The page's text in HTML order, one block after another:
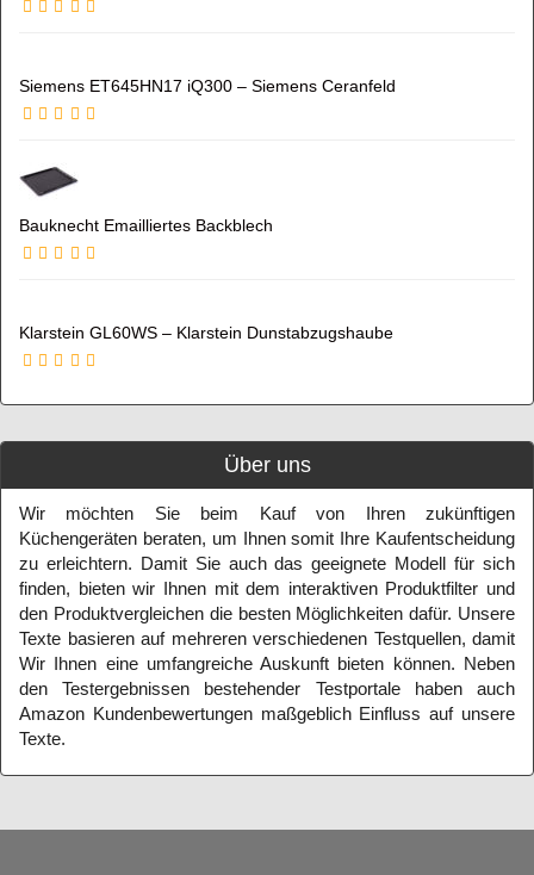
Siemens ET645HN17 iQ300 – Siemens Ceranfeld
Bauknecht Emailliertes Backblech
Klarstein GL60WS – Klarstein Dunstabzugshaube
Über uns
Wir möchten Sie beim Kauf von Ihren zukünftigen
Küchengeräten beraten, um Ihnen somit Ihre Kaufentscheidung
zu erleichtern. Damit Sie auch das geeignete Modell für sich
finden, bieten wir Ihnen mit dem interaktiven Produktfilter und
den Produktvergleichen die besten Möglichkeiten dafür. Unsere
Texte basieren auf mehreren verschiedenen Testquellen, damit
Wir Ihnen eine umfangreiche Auskunft bieten können. Neben
den Testergebnissen bestehender Testportale haben auch
Amazon Kundenbewertungen maßgeblich Einfluss auf unsere
Texte.